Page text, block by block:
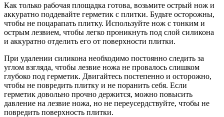
Как только рабочая площадка готова, возьмите острый нож и
аккуратно поддевайте герметик с плитки. Будьте осторожны,
чтобы не поцарапать плитку. Используйте нож с тонким и
острым лезвием, чтобы легко проникнуть под слой силикона
и аккуратно отделить его от поверхности плитки.
При удалении силикона необходимо постоянно следить за
углом взгляда, чтобы лезвие ножа не провалось слишком
глубоко под герметик. Двигайтесь постепенно и осторожно,
чтобы не повредить плитку и не поранить себя. Если
герметик довольно прочно держится, можно повысить
давление на лезвие ножа, но не переусердствуйте, чтобы не
повредить поверхность плитки.